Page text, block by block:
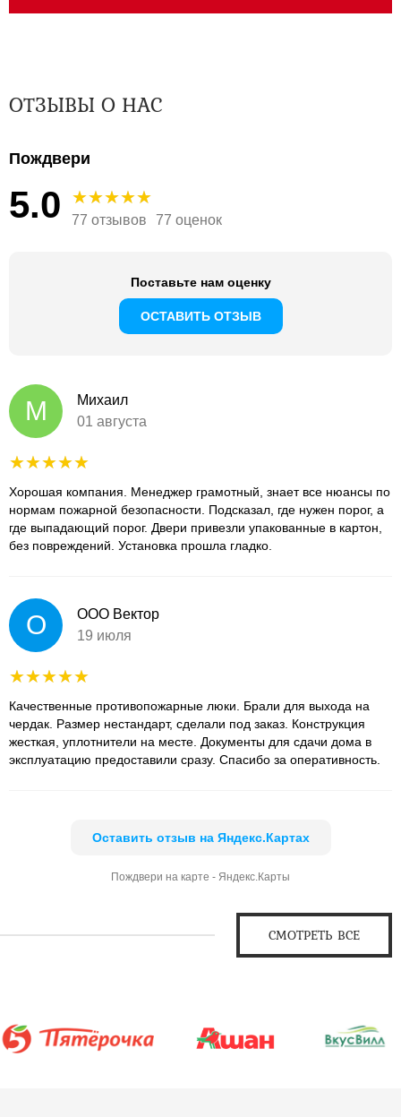
ОТЗЫВЫ О НАС
Пождвери
5.0 77 отзывов 77 оценок
Поставьте нам оценку
ОСТАВИТЬ ОТЗЫВ
М
Михаил
01 августа
Хорошая компания. Менеджер грамотный, знает все нюансы по
нормам пожарной безопасности. Подсказал, где нужен порог, а
где выпадающий порог. Двери привезли упакованные в картон,
без повреждений. Установка прошла гладко.
О
ООО Вектор
19 июля
Качественные противопожарные люки. Брали для выхода на
чердак. Размер нестандарт, сделали под заказ. Конструкция
жесткая, уплотнители на месте. Документы для сдачи дома в
эксплуатацию предоставили сразу. Спасибо за оперативность.
Оставить отзыв на Яндекс.Картах
Пождвери на карте - Яндекс.Карты
СМОТРЕТЬ ВСЕ